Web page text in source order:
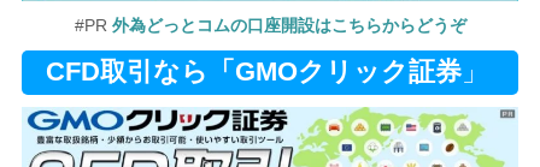
#PR 外為どっとコムの口座開設はこちらからどうぞ
CFD取引なら「GMOクリック証券」